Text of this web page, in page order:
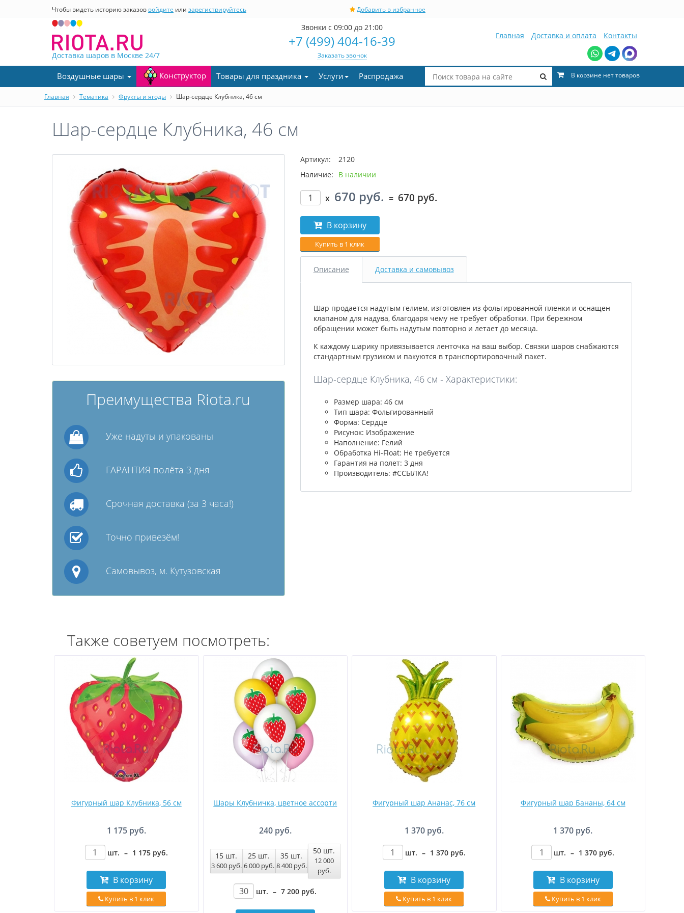
Чтобы видеть историю заказов войдите или зарегистрируйтесь Добавить в избранное
Доставка шаров в Москве 24/7
Звонки с 09:00 до 21:00
+7 (499) 404-16-39
Заказать звонок
Главная Доставка и оплата Контакты
В корзине нет товаров
Воздушные шары Конструктор Товары для праздника Услуги Распродажа
Главная Тематика Фрукты и ягоды Шар-сердце Клубника, 46 см
Шар-сердце Клубника, 46 см
Преимущества Riota.ru
Уже надуты и упакованы
ГАРАНТИЯ полёта 3 дня
Срочная доставка (за 3 часа!)
Точно привезём!
Самовывоз, м. Кутузовская
Артикул:
2120
Наличие:
В наличии
x 670 руб. = 670 руб.
В корзину
Купить в 1 клик
Описание Доставка и самовывоз
Шар продается надутым гелием, изготовлен из фольгированной пленки и оснащен
клапаном для надува, благодаря чему не требует обработки. При бережном
обращении может быть надутым повторно и летает до месяца.
К каждому шарику привязывается ленточка на ваш выбор. Связки шаров снабжаются
стандартным грузиком и пакуются в транспортировочный пакет.
Шар-сердце Клубника, 46 см - Характеристики:
Размер шара: 46 см
Тип шара: Фольгированный
Форма: Сердце
Рисунок: Изображение
Наполнение: Гелий
Обработка Hi-Float: Не требуется
Гарантия на полет: 3 дня
Производитель: #ССЫЛКА!
Также советуем посмотреть:
Фигурный шар Клубника, 56 см
1 175 руб.
шт. – 1 175 руб.
В корзину
Купить в 1 клик
Шары Клубничка, цветное ассорти
240 руб.
15 шт.
3 600 руб.
25 шт.
6 000 руб.
35 шт.
8 400 руб.
50 шт.
12 000
руб.
шт. – 7 200 руб.
Фигурный шар Ананас, 76 см
1 370 руб.
шт. – 1 370 руб.
В корзину
Купить в 1 клик
Фигурный шар Бананы, 64 см
1 370 руб.
шт. – 1 370 руб.
В корзину
Купить в 1 клик